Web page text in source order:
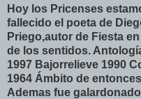
Hoy los Pricenses
fallecido el poeta de
Priego,autor de Fiesta
de los sentidos.
1997 Bajorrelieve 1990
1964 Ámbito de
Ademas fue